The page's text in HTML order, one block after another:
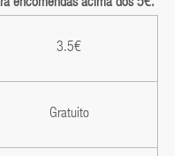
encomendas acima dos 5€.
3.5€
Gratuito